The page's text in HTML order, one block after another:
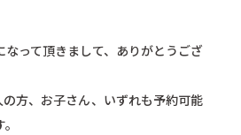
なって頂きまして、ありがとうござ
方、お子さん、いずれも予約可能